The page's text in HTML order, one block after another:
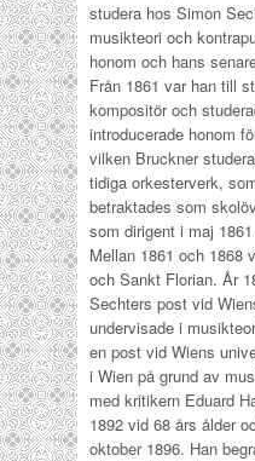
studera hos Simon
musikteori och
honom och hans
Från 1861 var han till
kompositör och
introducerade honom
vilken Bruckner
tidiga orkesterverk,
betraktades som
som dirigent i maj
Mellan 1861 och 1868
och Sankt Florian. År
Sechters post vid
undervisade i
en post vid Wiens
i Wien på grund av
med kritikern Eduard
1892 vid 68 års ålder
oktober 1896. Han